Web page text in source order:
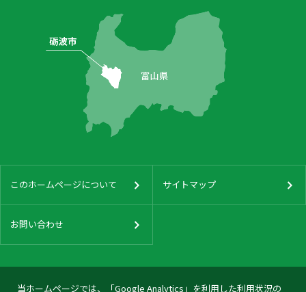
当ホームページでは、「Google Analytics」を利用した利用状況の
このホームページについて サイトマップ
お問い合わせ